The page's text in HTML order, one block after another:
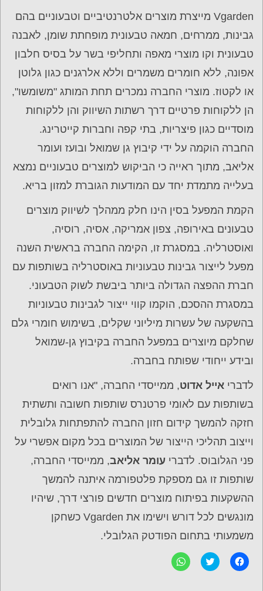
Vgarden מייצרת מוצרים אלטרנטיביים וטבעוניים בהם
גבינות, ממרחים, חמאה טבעונית מופחתת שומן, לאבנה
טבעונית וקו מוצרי מאפה ותחליפי בשר על בסיס חלבון
אפונה, ללא חומרים משמרים וללא אלרגנים כגון גלוטן
או לקטוז. מוצרי החברה נמכרים תחת המותג "משומשו",
הן ללקוחות פרטיים דרך רשתות השיווק והן ללקוחות
מוסדיים כגון פיצריות, בתי קפה וחברות קייטרינג.
החברה הוקמה על ידי קיבוץ גן שמואל ובועז ועומר
אליאב, מתוך ראייה כי הביקוש למוצרים טבעוניים נמצא
בעלייה מתמדת יחד עם המודעות הגוברת למזון בריא.
הקמת המפעל בסין הינו חלק ממהלך לשיווק מוצרים
טבעונים באירופה, צפון אמריקה, אסיה, רוסיה,
ואוסטרליה. במסגרת זו, הקימה החברה בראשית השנה
מפעל לייצור גבינות טבעוניות באוסטרליה בשותפות עם
חברת ההפצה הגדולה ביותר ביבשת לשוק הטבעוני.
במסגרת ההסכם, הוקמו קווי ייצור לגבינות טבעוניות
בהשקעה של עשרות מיליוני שקלים, בשימוש חומרי גלם
שחלקם מיוצרים במפעל החברה בקיבוץ גן-שמואל
ובידע ייחודי שפותח בחברה.
לדברי אייל אדוט, ממייסדי החברה, "אנו רואים
בשותפות עם לאומי פרטנרס שותפות חשובה ותשתית
חזקה להמשך קידום חזון החברה להתפתחות גלובלית
וייצוב תהליכי הייצור של המוצרים בכל מקום אפשרי על
פני הגלובוס. לדברי עומר אליאב, ממייסדי החברה,
שותפות זו גם מספקת פלטפורמה איתנה להמשך
ההשקעות בפיתוח מוצרים חדשים פורצי דרך, שיהיו
מונגשים לכל דורש וישימו את Vgarden כשחקן
משמעותי בתחום הפודטק הגלובלי.
ל
ח
C
l
ל
ח